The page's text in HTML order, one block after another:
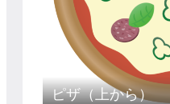
ピザ（上から）